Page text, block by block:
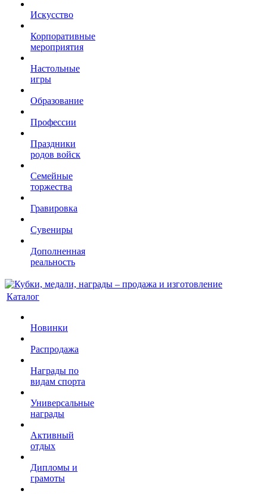
Искусство
Корпоративные
мероприятия
Настольные
игры
Образование
Профессии
Праздники
родов войск
Семейные
торжества
Гравировка
Сувениры
Дополненная
реальность
Каталог
Новинки
Распродажа
Награды по
видам спорта
Универсальные
награды
Активный
отдых
Дипломы и
грамоты